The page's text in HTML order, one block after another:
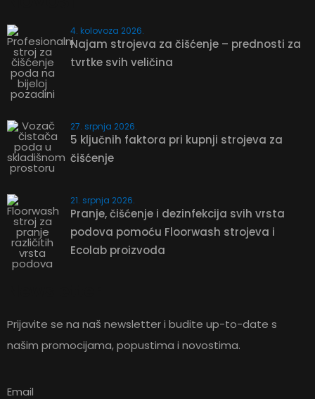
ZATRAŽITE
PONUDU
65,66€
Plastična ručna lopatica
4. kolovoza 2026.
Najam strojeva za čišćenje – prednosti za
tvrtke svih veličina
27. srpnja 2026.
5 ključnih faktora pri kupnji strojeva za
čišćenje
21. srpnja 2026.
Pranje, čišćenje i dezinfekcija svih vrsta
podova pomoću Floorwash strojeva i
Ecolab proizvoda
Prijavite se na naš newsletter i budite up-to-date s
našim promocijama, popustima i novostima.
Email